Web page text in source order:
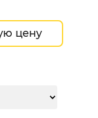
цену